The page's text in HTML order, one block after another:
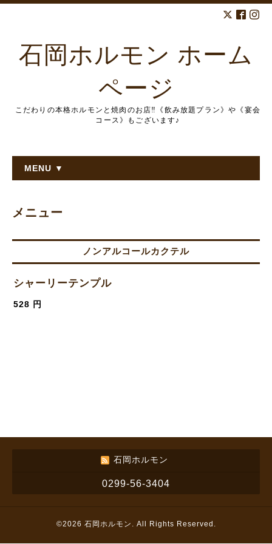
石岡ホルモン ホーム
ページ
こだわりの本格ホルモンと焼肉のお店‼︎《飲み放題プラン》や《宴会
コース》もございます♪
MENU ▼
メニュー
ノンアルコールカクテル
シャーリーテンプル
528 円
石岡ホルモン
0299-56-3404
©2026 石岡ホルモン . All Rights Reserved.